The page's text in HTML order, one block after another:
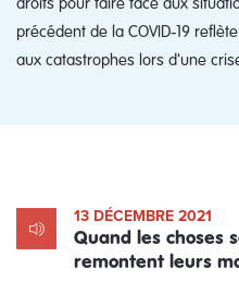
précédent de la COVID‑19
aux catastrophes lors d'une
13 DÉCEMBRE 2021
Quand les choses
remontent leurs